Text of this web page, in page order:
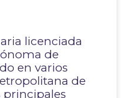
licenciada
de
en varios
de
principales